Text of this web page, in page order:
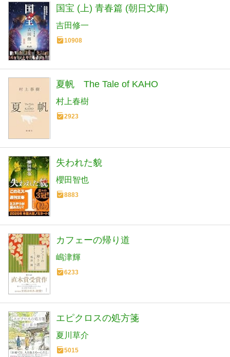
国宝 (上) 青春篇 (朝日文庫)
吉田修一
10908
夏帆 The Tale of KAHO
村上春樹
2923
失われた貌
櫻田智也
8883
カフェーの帰り道
嶋津輝
6233
エピクロスの処方箋
夏川草介
5015